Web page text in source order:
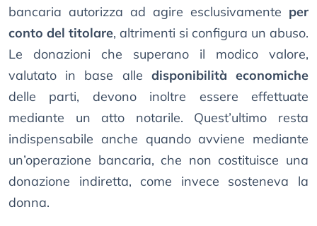
bancaria autorizza ad agire esclusivamente per
conto del titolare, altrimenti si configura un abuso.
Le donazioni che superano il modico valore,
valutato in base alle disponibilità economiche
delle parti, devono inoltre essere effettuate
mediante un atto notarile. Quest’ultimo resta
indispensabile anche quando avviene mediante
un’operazione bancaria, che non costituisce una
donazione indiretta, come invece sosteneva la
donna.